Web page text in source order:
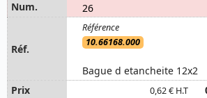
26
10.66168.000
Bague d etancheite 12x2
0,62 € H.T